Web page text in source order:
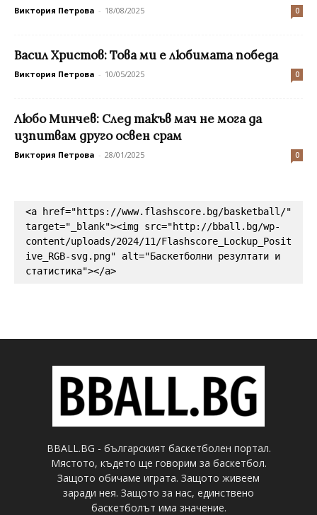
Виктория Петрова - 18/08/2025 0
Васил Христов: Това ми е любимата победа
Виктория Петрова - 10/05/2025 0
Любо Минчев: След такъв мач не мога да
изпитвам друго освен срам
Виктория Петрова - 28/01/2025 0
<a href="https://www.flashscore.bg/basketball/"
target="_blank"><img src="http://bball.bg/wp-
content/uploads/2024/11/Flashscore_Lockup_Posit
ive_RGB-svg.png" alt="Баскетболни резултати и
статистика"></a>
BBALL.BG - българският баскетболен портал.
Мястото, където ще говорим за баскетбол.
Защото обичаме играта. Защото живеем
заради нея. Защото за нас, единствено
баскетболът има значение.